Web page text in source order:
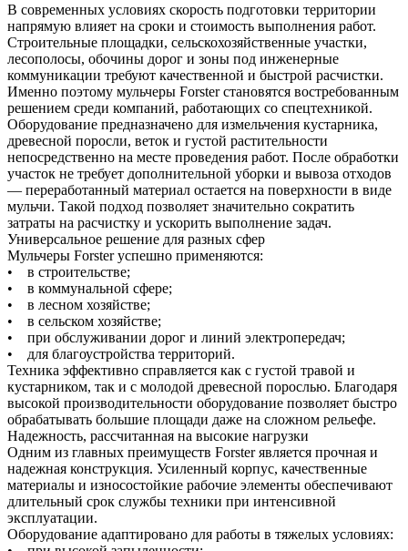
В современных условиях скорость подготовки территории
напрямую влияет на сроки и стоимость выполнения работ.
Строительные площадки, сельскохозяйственные участки,
лесополосы, обочины дорог и зоны под инженерные
коммуникации требуют качественной и быстрой расчистки.
Именно поэтому мульчеры Forster становятся востребованным
решением среди компаний, работающих со спецтехникой.
Оборудование предназначено для измельчения кустарника,
древесной поросли, веток и густой растительности
непосредственно на месте проведения работ. После обработки
участок не требует дополнительной уборки и вывоза отходов
— переработанный материал остается на поверхности в виде
мульчи. Такой подход позволяет значительно сократить
затраты на расчистку и ускорить выполнение задач.
Универсальное решение для разных сфер
Мульчеры Forster успешно применяются:
• в строительстве;
• в коммунальной сфере;
• в лесном хозяйстве;
• в сельском хозяйстве;
• при обслуживании дорог и линий электропередач;
• для благоустройства территорий.
Техника эффективно справляется как с густой травой и
кустарником, так и с молодой древесной порослью. Благодаря
высокой производительности оборудование позволяет быстро
обрабатывать большие площади даже на сложном рельефе.
Надежность, рассчитанная на высокие нагрузки
Одним из главных преимуществ Forster является прочная и
надежная конструкция. Усиленный корпус, качественные
материалы и износостойкие рабочие элементы обеспечивают
длительный срок службы техники при интенсивной
эксплуатации.
Оборудование адаптировано для работы в тяжелых условиях: